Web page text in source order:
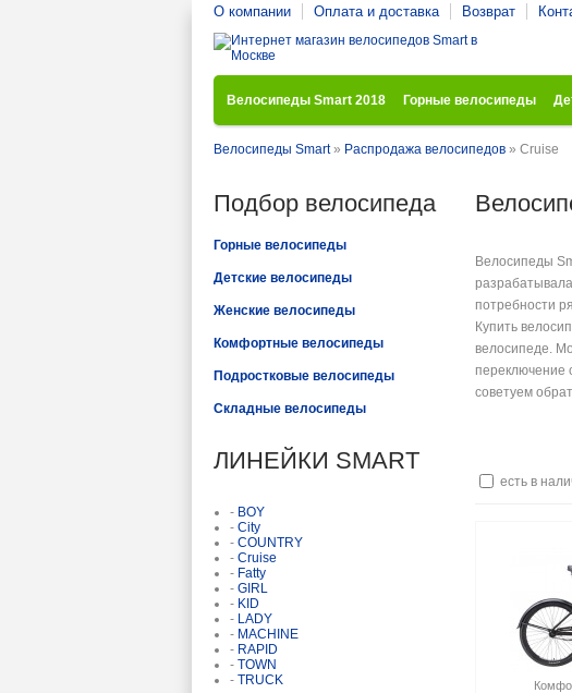
О компании Оплата и доставка Возврат
Велосипеды Smart 2018 Горные велосипеды
Велосипеды Smart» Распродажа велосипедов » Cruise
Подбор велосипеда
Горные велосипеды
Детские велосипеды
Женские велосипеды
Комфортные велосипеды
Подростковые велосипеды
Складные велосипеды
ЛИНЕЙКИ SMART
- BOY
- City
- COUNTRY
- Cruise
- Fatty
- GIRL
- KID
- LADY
- MACHINE
- RAPID
- TOWN
- TRUCK
Велосипеды
потребности
Купить
велосипеде.
переключение
советуем
есть в